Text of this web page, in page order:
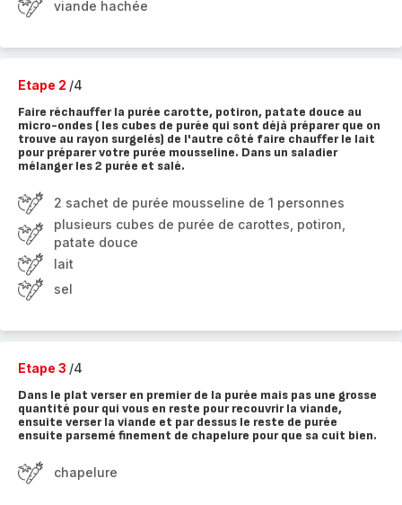
viande hachée
Etape 2 /4
Faire réchauffer la purée carotte, potiron, patate douce au
micro-ondes ( les cubes de purée qui sont déjà préparer que on
trouve au rayon surgelés) de l'autre côté faire chauffer le lait
pour préparer votre purée mousseline. Dans un saladier
mélanger les 2 purée et salé.
2 sachet de purée mousseline de 1 personnes
plusieurs cubes de purée de carottes, potiron,
patate douce
lait
sel
Etape 3 /4
Dans le plat verser en premier de la purée mais pas une grosse
quantité pour qui vous en reste pour recouvrir la viande,
ensuite verser la viande et par dessus le reste de purée
ensuite parsemé finement de chapelure pour que sa cuit bien.
chapelure